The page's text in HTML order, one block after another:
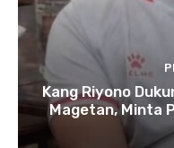
Kang Riyono
Magetan, Minta